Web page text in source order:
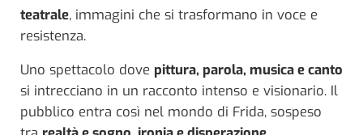
teatrale, immagini che si trasformano in voce e
resistenza.
Uno spettacolo dove pittura, parola, musica e canto
si intrecciano in un racconto intenso e visionario. Il
pubblico entra così nel mondo di Frida, sospeso